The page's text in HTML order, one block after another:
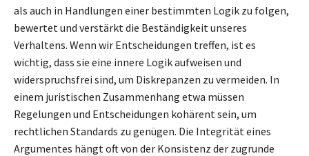
als auch in Handlungen einer bestimmten Logik zu folgen,
bewertet und verstärkt die Beständigkeit unseres
Verhaltens. Wenn wir Entscheidungen treffen, ist es
wichtig, dass sie eine innere Logik aufweisen und
widerspruchsfrei sind, um Diskrepanzen zu vermeiden. In
einem juristischen Zusammenhang etwa müssen
Regelungen und Entscheidungen kohärent sein, um
rechtlichen Standards zu genügen. Die Integrität eines
Argumentes hängt oft von der Konsistenz der zugrunde